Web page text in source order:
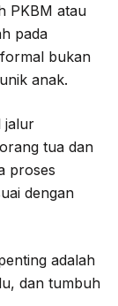
PKBM atau
pada
bukan
anak.
jalur
tua dan
proses
dengan
adalah
dan tumbuh